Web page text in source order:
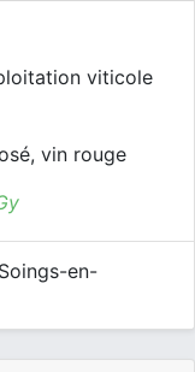
viticole
vin rouge
en-